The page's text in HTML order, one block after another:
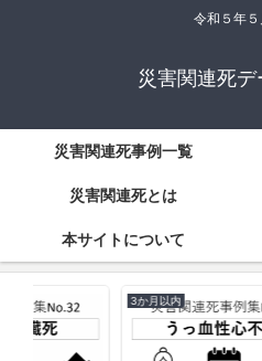
令和５年
災害関連死
災害関連死事例一覧
災害関連死とは
本サイトについて
3か月以内